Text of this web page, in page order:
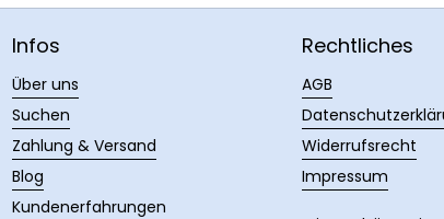
Infos
Über uns
Suchen
Zahlung & Versand
Blog
Kundenerfahrungen
Rechtliches
AGB
Widerrufsrecht
Impressum